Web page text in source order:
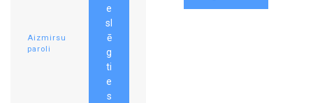
Aizmirsu
paroli
e
sl
ē
g
ti
e
s